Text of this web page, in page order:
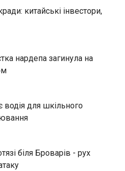
китайські інвестори,
нардепа загинула на
для шкільного
біля Броварів - рух